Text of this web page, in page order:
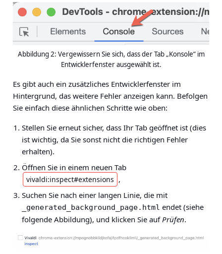
Abbildung 2: Vergewissern Sie sich, dass der Tab „Konsole“ im
Entwicklerfenster ausgewählt ist.
Es gibt auch ein zusätzliches Entwicklerfenster im
Hintergrund, das weitere Fehler anzeigen kann. Befolgen
Sie einfach diese ähnlichen Schritte wie oben:
Stellen Sie erneut sicher, dass Ihr Tab geöffnet ist (dies
ist wichtig, da Sie sonst nicht die richtigen Fehler
erhalten).
Öffnen Sie in einem neuen Tab
vivaldi:inspect#extensions ,
Suchen Sie nach einer langen Linie, die mit
_generated_background_page.html endet (siehe
folgende Abbildung), und klicken Sie auf Prüfen.